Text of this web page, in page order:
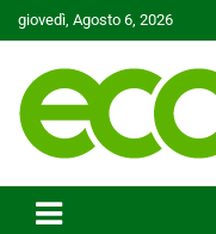
Skip
to
giovedì, Agosto 6, 2026
Ecoo.it